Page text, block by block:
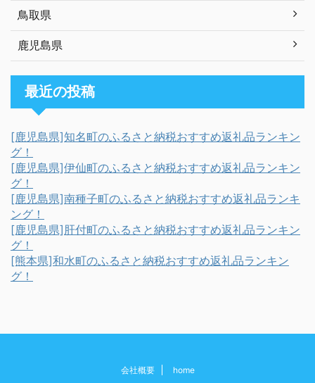
鳥取県
鹿児島県
最近の投稿
[鹿児島県]知名町のふるさと納税おすすめ返礼品ランキン
グ！
[鹿児島県]伊仙町のふるさと納税おすすめ返礼品ランキン
グ！
[鹿児島県]南種子町のふるさと納税おすすめ返礼品ランキ
ング！
[鹿児島県]肝付町のふるさと納税おすすめ返礼品ランキン
グ！
[熊本県]和水町のふるさと納税おすすめ返礼品ランキン
グ！
会社概要 home